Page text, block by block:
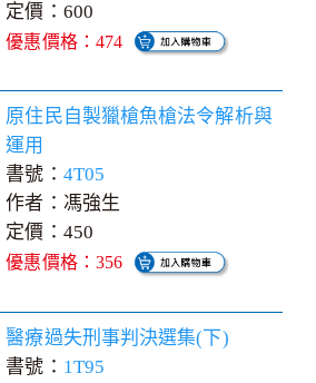
定價：600
優惠價格：474
原住民自製獵槍魚槍法令解析與
運用
書號： 4T05
作者：馮強生
定價：450
優惠價格：356
醫療過失刑事判決選集(下)
書號： 1T95